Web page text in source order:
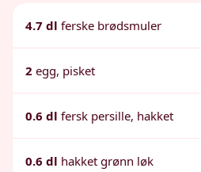
4.7 dl ferske brødsmuler
2 egg, pisket
0.6 dl fersk persille, hakket
0.6 dl hakket grønn løk